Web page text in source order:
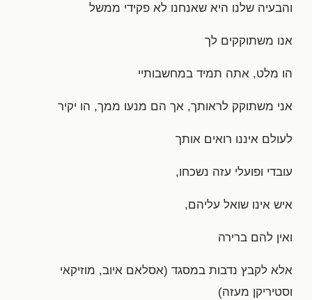
והבעיה שלנו היא שאנחנו לא פקידי ממשל
אנו משתוקקים לך
הו מלט, אתה תמיד במחשבותיי
אני משתוקק לראותך, אך הם מנעו ממך, הו יקיר
לעולם איננו רואים אותך
עובדי ופועלי עזה נשכחו,
איש אינו שואל עליהם,
ואין להם ברירה
אלא לקבץ נדבות במסגד (אסלאם איוב, מוזיקאי
וסטיריקן מעזה)